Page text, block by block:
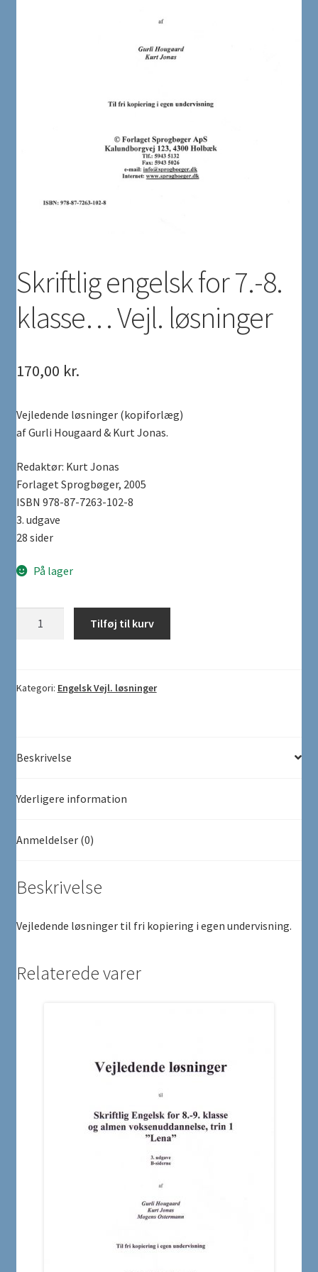
Skriftlig engelsk for 7.-8.
klasse… Vejl. løsninger
170,00 kr.
Vejledende løsninger (kopiforlæg)
af Gurli Hougaard & Kurt Jonas.
Redaktør: Kurt Jonas
Forlaget Sprogbøger, 2005
ISBN 978-87-7263-102-8
3. udgave
28 sider
På lager
klasse...
Tilføj til kurv
Kategori: Engelsk Vejl. løsninger
Beskrivelse
Yderligere information
Anmeldelser (0)
Beskrivelse
Vejledende løsninger til fri kopiering i egen undervisning.
Relaterede varer